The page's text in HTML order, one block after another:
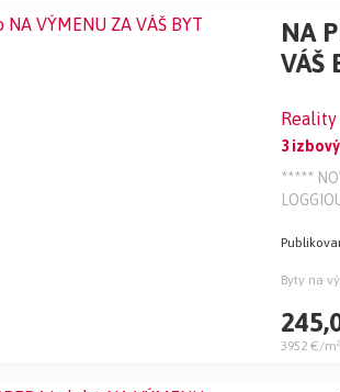
NA
VÁŠ
Reality
3
*****
Byty na
3952 €/m²